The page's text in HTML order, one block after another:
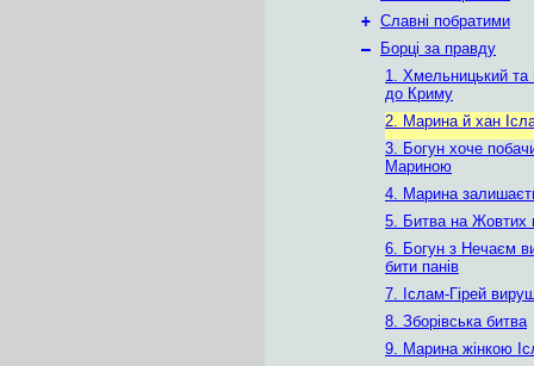
+ Славні побратими
–
Борці за правду
1. Хмельницький та
до Криму
2. Марина й хан
3. Богун хоче
Мариною
4. Марина
5. Битва на Жовтих
6. Богун з Нечаєм
бити панів
7. Іслам-Гірей
8. Зборівська битва
9. Марина жінкою